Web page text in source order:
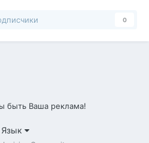
0
быть Ваша реклама!
Язык